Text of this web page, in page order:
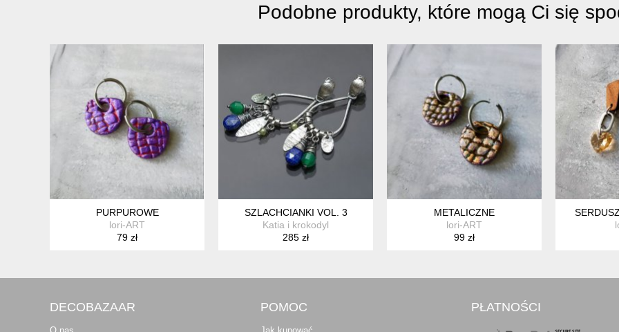
Podobne produkty, które mogą Ci się
PURPUROWE
lori-ART
79 zł
SZLACHCIANKI VOL. 3
Katia i krokodyl
285 zł
METALICZNE
lori-ART
99 zł
DECOBAZAAR
O nas
POMOC
Jak kupować
PŁATNOŚCI